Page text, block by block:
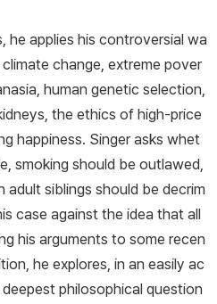
력 있는 인물 100인’ 명단에 포함
국가 최고시민훈장(Companion of
. 2021년 인류 발전을 위한 아이
베르그루엔 상을 수상하고, 2023
와 함께 BBVA 재단 인문학 및
을 공동 수상했다.
he applies his controversial wa
change, extreme pover
human genetic selection,
the ethics of high-price
happiness. Singer asks whet
smoking should be outlawed,
siblings should be decrim
case against the idea that all
his arguments to some recen
he explores, in an easily ac
philosophical question